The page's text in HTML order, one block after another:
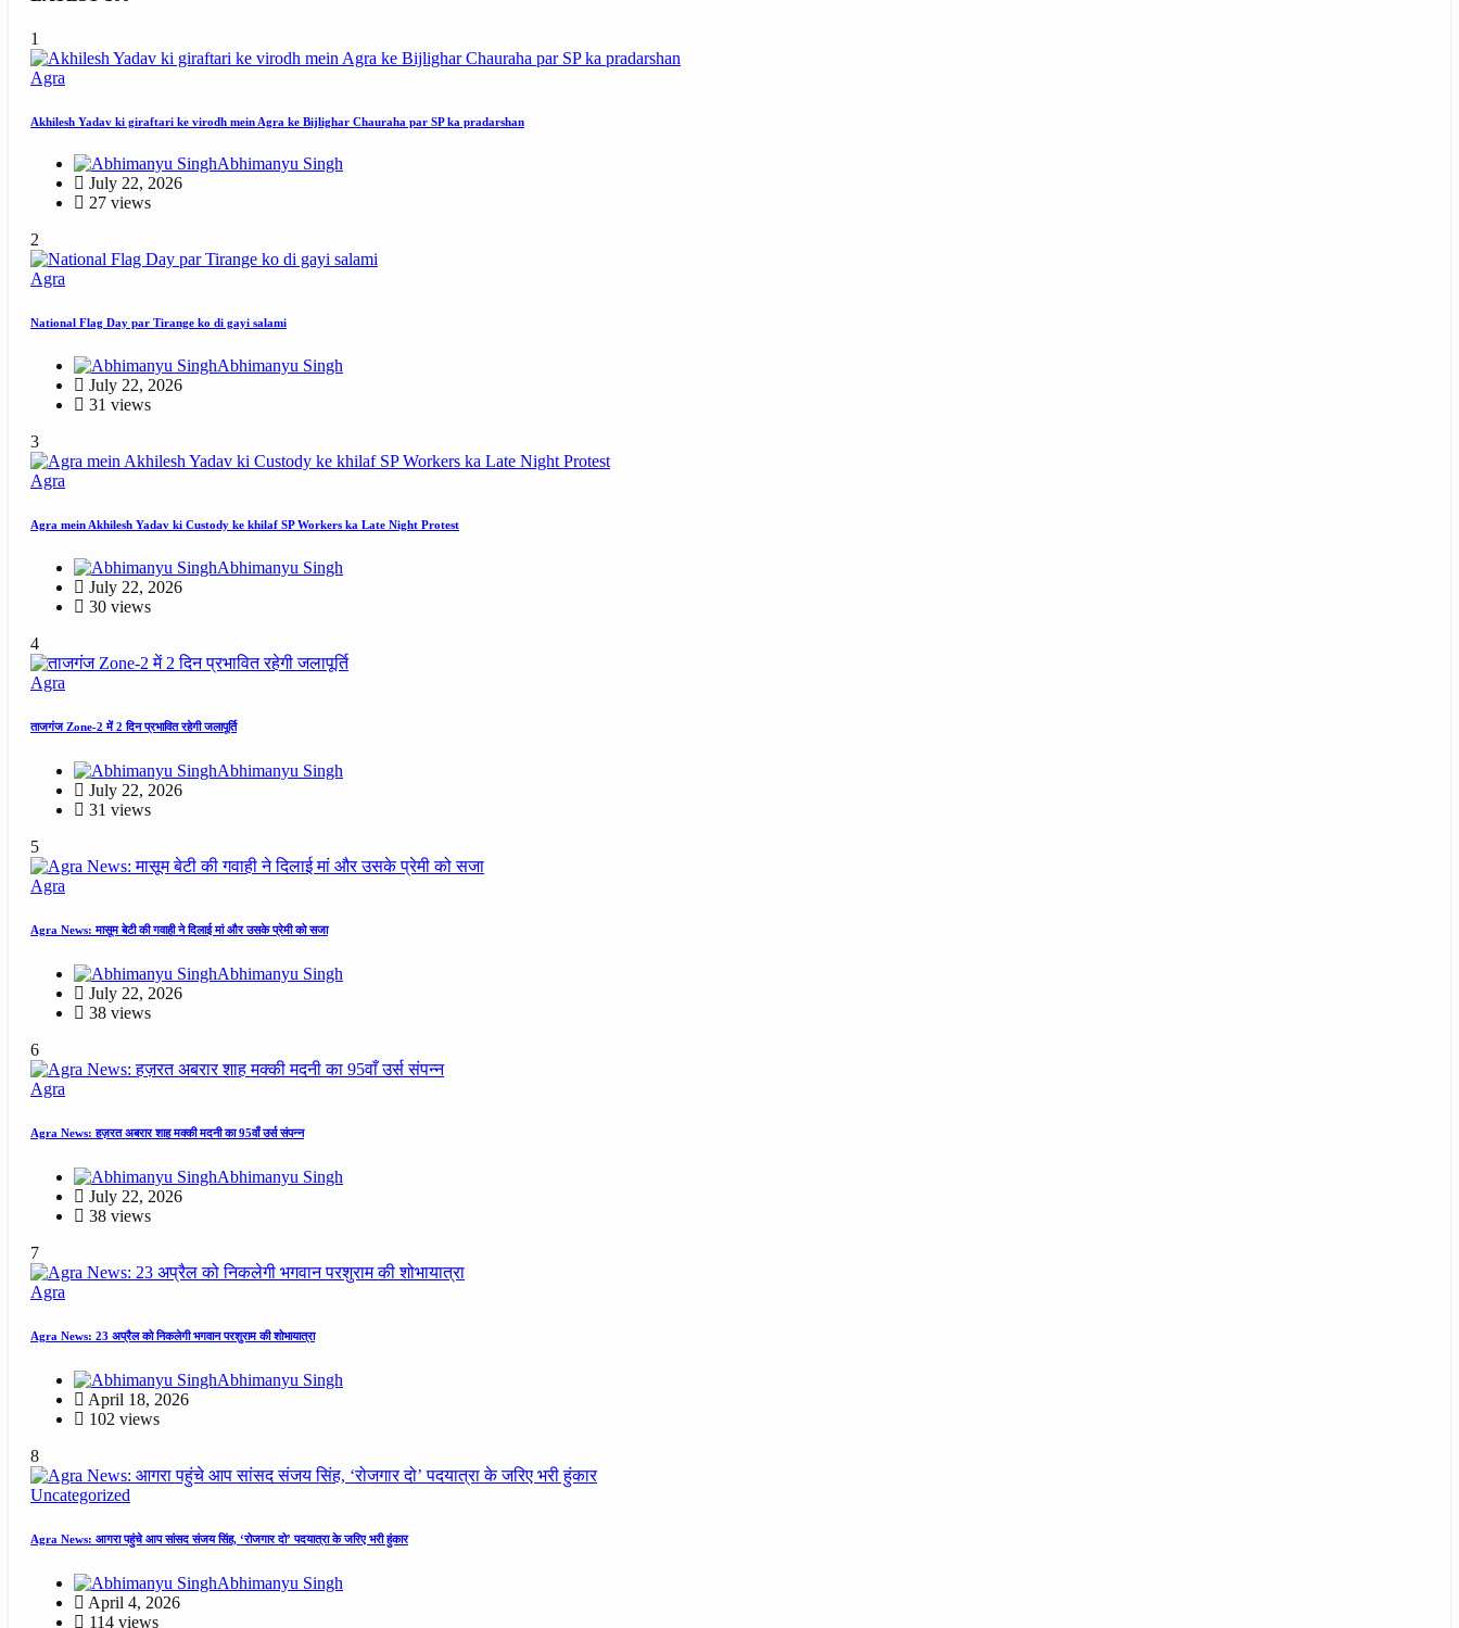
1
Agra
Akhilesh Yadav ki giraftari ke virodh mein Agra ke Bijlighar Chauraha par SP ka pradarshan
Abhimanyu Singh
July 22, 2026
27 views
2
Agra
National Flag Day par Tirange ko di gayi salami
Abhimanyu Singh
July 22, 2026
31 views
3
Agra
Agra mein Akhilesh Yadav ki Custody ke khilaf SP Workers ka Late Night Protest
Abhimanyu Singh
July 22, 2026
30 views
4
Agra
ताजगंज Zone-2 में 2 दिन प्रभावित रहेगी जलापूर्ति
Abhimanyu Singh
July 22, 2026
31 views
5
Agra
Agra News: मासूम बेटी की गवाही ने दिलाई मां और उसके प्रेमी को सजा
Abhimanyu Singh
July 22, 2026
38 views
6
Agra
Agra News: हज़रत अबरार शाह मक्की मदनी का 95वाँ उर्स संपन्न
Abhimanyu Singh
July 22, 2026
38 views
7
Agra
Agra News: 23 अप्रैल को निकलेगी भगवान परशुराम की शोभायात्रा
Abhimanyu Singh
April 18, 2026
102 views
8
Uncategorized
Agra News: आगरा पहुंचे आप सांसद संजय सिंह, ‘रोजगार दो’ पदयात्रा के जरिए भरी हुंकार
Abhimanyu Singh
April 4, 2026
114 views